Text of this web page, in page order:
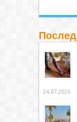
24.07.2026